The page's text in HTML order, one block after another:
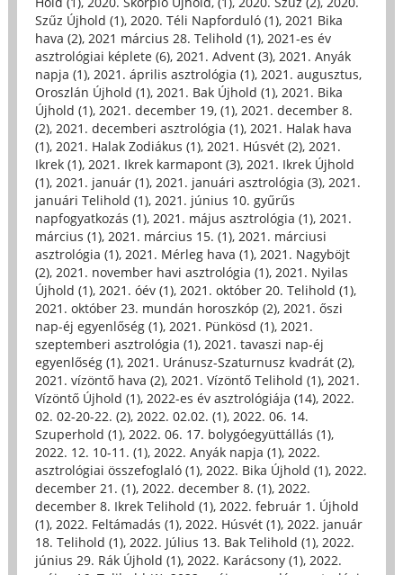
Szűz Újhold (1), 2020. Téli Napforduló (1), 2021 Bika
hava (2), 2021 március 28. Telihold (1), 2021-es év
asztrológiai képlete (6), 2021. Advent (3), 2021. Anyák
napja (1), 2021. április asztrológia (1), 2021. augusztus,
Oroszlán Újhold (1), 2021. Bak Újhold (1), 2021. Bika
Újhold (1), 2021. december 19, (1), 2021. december 8.
(2), 2021. decemberi asztrológia (1), 2021. Halak hava
(1), 2021. Halak Zodiákus (1), 2021. Húsvét (2), 2021.
Ikrek (1), 2021. Ikrek karmapont (3), 2021. Ikrek Újhold
(1), 2021. január (1), 2021. januári asztrológia (3), 2021.
januári Telihold (1), 2021. június 10. gyűrűs
napfogyatkozás (1), 2021. május asztrológia (1), 2021.
március (1), 2021. március 15. (1), 2021. márciusi
asztrológia (1), 2021. Mérleg hava (1), 2021. Nagyböjt
(2), 2021. november havi asztrológia (1), 2021. Nyilas
Újhold (1), 2021. óév (1), 2021. október 20. Telihold (1),
2021. október 23. mundán horoszkóp (2), 2021. őszi
nap-éj egyenlőség (1), 2021. Pünkösd (1), 2021.
szeptemberi asztrológia (1), 2021. tavaszi nap-éj
egyenlőség (1), 2021. Uránusz-Szaturnusz kvadrát (2),
2021. vízöntő hava (2), 2021. Vízöntő Telihold (1), 2021.
Vízöntő Újhold (1), 2022-es év asztrológiája (14), 2022.
02. 02-20-22. (2), 2022. 02.02. (1), 2022. 06. 14.
Szuperhold (1), 2022. 06. 17. bolygóegyüttállás (1),
2022. 12. 10-11. (1), 2022. Anyák napja (1), 2022.
asztrológiai összefoglaló (1), 2022. Bika Újhold (1), 2022.
december 21. (1), 2022. december 8. (1), 2022.
december 8. Ikrek Telihold (1), 2022. február 1. Újhold
(1), 2022. Feltámadás (1), 2022. Húsvét (1), 2022. január
18. Telihold (1), 2022. Július 13. Bak Telihold (1), 2022.
június 29. Rák Újhold (1), 2022. Karácsony (1), 2022.